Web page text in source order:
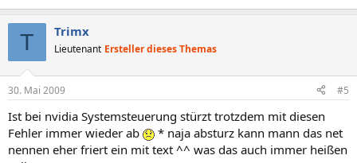
T Trimx
Lieutenant Ersteller dieses Themas
30. Mai 2009 #5
Ist bei nvidia Systemsteuerung stürzt trotzdem mit diesen
Fehler immer wieder ab
* naja absturz kann mann das net
nennen eher friert ein mit text ^^ was das auch immer heißen